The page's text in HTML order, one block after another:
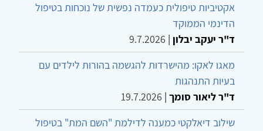
אקטיביות טיפולית כעמדה נפשית של נוכחות בטיפול
הדינמי הממוקד
ד"ר יעקב יבלון |
9.7.2026
מאגו לאקו: מהישרדות להגשמה בהורות לילדים עם
בעיות התנהגות
ד"ר ליאור סומך |
19.7.2026
שילוב דיאלקטי כמענה לדילמת "השם המת" בטיפול